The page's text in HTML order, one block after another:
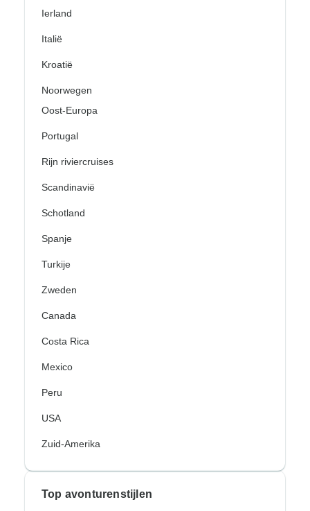
Ierland
Italië
Kroatië
Noorwegen
Oost-Europa
Portugal
Rijn riviercruises
Scandinavië
Schotland
Spanje
Turkije
Zweden
Canada
Costa Rica
Mexico
Peru
USA
Zuid-Amerika
Top avonturenstijlen